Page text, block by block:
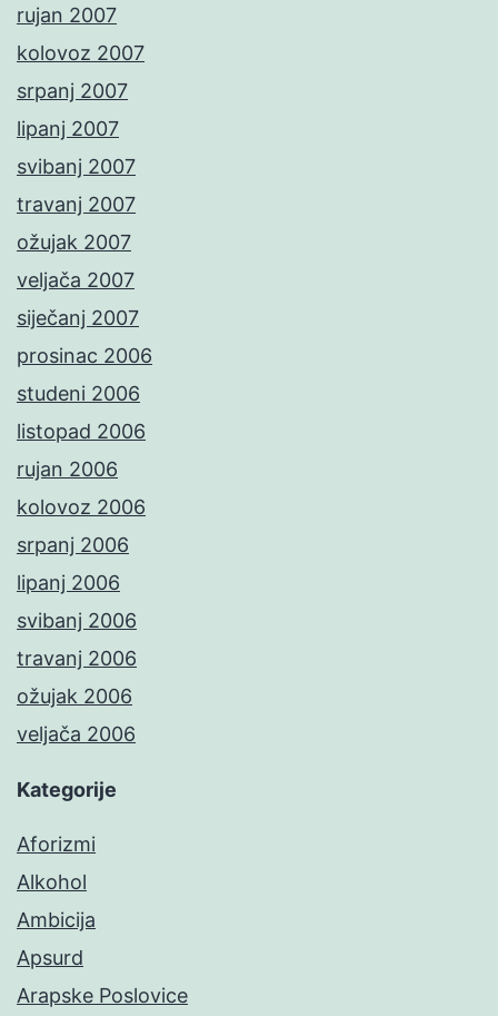
rujan 2007
kolovoz 2007
srpanj 2007
lipanj 2007
svibanj 2007
travanj 2007
ožujak 2007
veljača 2007
siječanj 2007
prosinac 2006
studeni 2006
listopad 2006
rujan 2006
kolovoz 2006
srpanj 2006
lipanj 2006
svibanj 2006
travanj 2006
ožujak 2006
veljača 2006
Kategorije
Aforizmi
Alkohol
Ambicija
Apsurd
Arapske Poslovice